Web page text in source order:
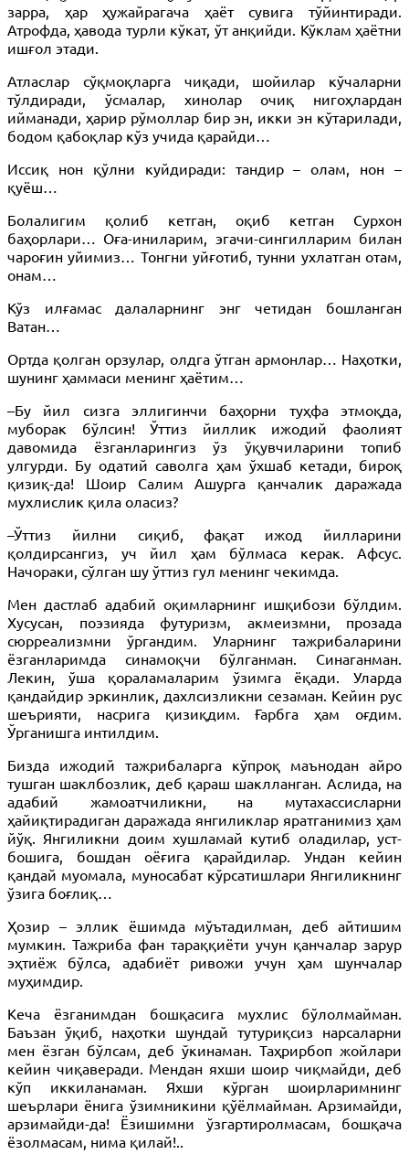
зарра, ҳар ҳужайрагача ҳаёт сувига тўйинтиради.
Атрофда, ҳавода турли кўкат, ўт анқийди. Кўклам ҳаётни
ишғол этади.
Атласлар сўқмоқларга чиқади, шойилар кўчаларни
тўлдиради, ўсмалар, хинолар очиқ нигоҳлардан
ийманади, ҳарир рўмоллар бир эн, икки эн кўтарилади,
бодом қабоқлар кўз учида қарайди…
Иссиқ нон қўлни куйдиради: тандир – олам, нон –
қуёш…
Болалигим қолиб кетган, оқиб кетган Сурхон
баҳорлари… Оға-иниларим, эгачи-сингилларим билан
чароғин уйимиз… Тонгни уйғотиб, тунни ухлатган отам,
онам…
Кўз илғамас далаларнинг энг четидан бошланган
Ватан…
Ортда қолган орзулар, олдга ўтган армонлар… Наҳотки,
шунинг ҳаммаси менинг ҳаётим…
–Бу йил сизга эллигинчи баҳорни туҳфа этмоқда,
муборак бўлсин! Ўттиз йиллик ижодий фаолият
давомида ёзганларингиз ўз ўқувчиларини топиб
улгурди. Бу одатий саволга ҳам ўхшаб кетади, бироқ
қизиқ-да! Шоир Салим Ашурга қанчалик даражада
мухлислик қила оласиз?
–Ўттиз йилни сиқиб, фақат ижод йилларини
қолдирсангиз, уч йил ҳам бўлмаса керак. Афсус.
Начораки, сўлган шу ўттиз гул менинг чекимда.
Мен дастлаб адабий оқимларнинг ишқибози бўлдим.
Хусусан, поэзияда футуризм, акмеизмни, прозада
сюрреализмни ўргандим. Уларнинг тажрибаларини
ёзганларимда синамоқчи бўлганман. Синаганман.
Лекин, ўша қораламаларим ўзимга ёқади. Уларда
қандайдир эркинлик, дахлсизликни сезаман. Кейин рус
шеърияти, насрига қизиқдим. Ғарбга ҳам оғдим.
Ўрганишга интилдим.
Бизда ижодий тажрибаларга кўпроқ маънодан айро
тушган шаклбозлик, деб қараш шаклланган. Аслида, на
адабий жамоатчиликни, на мутахассисларни
ҳайиқтирадиган даражада янгиликлар яратганимиз ҳам
йўқ. Янгиликни доим хушламай кутиб оладилар, уст-
бошига, бошдан оёғига қарайдилар. Ундан кейин
қандай муомала, муносабат кўрсатишлари Янгиликнинг
ўзига боғлиқ…
Ҳозир – эллик ёшимда мўътадилман, деб айтишим
мумкин. Тажриба фан тараққиёти учун қанчалар зарур
эҳтиёж бўлса, адабиёт ривожи учун ҳам шунчалар
муҳимдир.
Кеча ёзганимдан бошқасига мухлис бўлолмайман.
Баъзан ўқиб, наҳотки шундай тутуриқсиз нарсаларни
мен ёзган бўлсам, деб ўкинаман. Таҳрирбоп жойлари
кейин чиқаверади. Мендан яхши шоир чиқмайди, деб
кўп иккиланаман. Яхши кўрган шоирларимнинг
шеърлари ёнига ўзимникини қўёлмайман. Арзимайди,
арзимайди-да! Ёзишимни ўзгартиролмасам, бошқача
ёзолмасам, нима қилай!..